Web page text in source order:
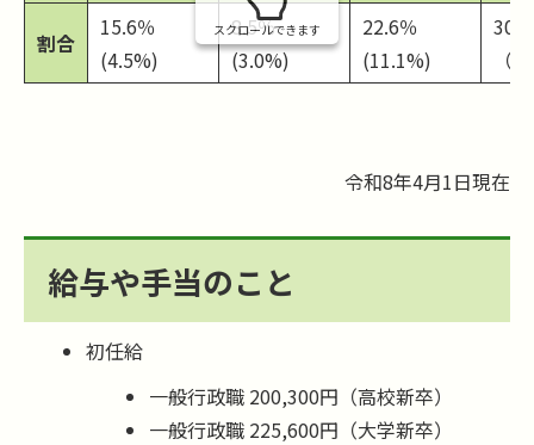
割合
15.6％
(4.5%)
8.5％
(3.0%)
22.6％
(11.1%)
（
スクロールできます
令和8年4月1日現在
給与や手当のこと
初任給
一般行政職 200,300円（高校新卒）
一般行政職 225,600円（大学新卒）